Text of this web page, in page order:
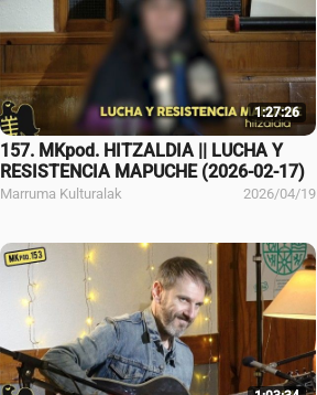
1:27:26
157. MKpod. HITZALDIA || LUCHA Y
RESISTENCIA MAPUCHE (2026-02-17)
Marruma Kulturalak 2026/04/19